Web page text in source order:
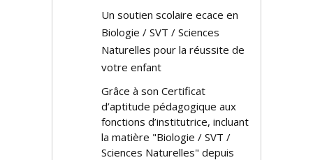
Un soutien scolaire efficace en
Biologie / SVT / Sciences
Naturelles pour la réussite de
votre enfant
Grâce à son Certificat
d’aptitude pédagogique aux
fonctions d’institutrice, incluant
la matière "Biologie / SVT /
Sciences Naturelles" depuis